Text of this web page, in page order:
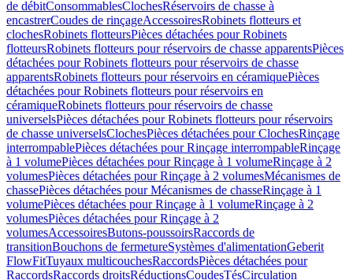
de débitConsommablesClochesRéservoirs de chasse à
encastrerCoudes de rinçageAccessoiresRobinets flotteurs et
clochesRobinets flotteursPièces détachées pour Robinets
flotteursRobinets flotteurs pour réservoirs de chasse apparentsPièces
détachées pour Robinets flotteurs pour réservoirs de chasse
apparentsRobinets flotteurs pour réservoirs en céramiquePièces
détachées pour Robinets flotteurs pour réservoirs en
céramiqueRobinets flotteurs pour réservoirs de chasse
universelsPièces détachées pour Robinets flotteurs pour réservoirs
de chasse universelsClochesPièces détachées pour ClochesRinçage
interrompablePièces détachées pour Rinçage interrompableRinçage
à 1 volumePièces détachées pour Rinçage à 1 volumeRinçage à 2
volumesPièces détachées pour Rinçage à 2 volumesMécanismes de
chassePièces détachées pour Mécanismes de chasseRinçage à 1
volumePièces détachées pour Rinçage à 1 volumeRinçage à 2
volumesPièces détachées pour Rinçage à 2
volumesAccessoiresButons-poussoirsRaccords de
transitionBouchons de fermetureSystèmes d'alimentationGeberit
FlowFitTuyaux multicouchesRaccordsPièces détachées pour
RaccordsRaccords droitsRéductionsCoudesTésCirculation